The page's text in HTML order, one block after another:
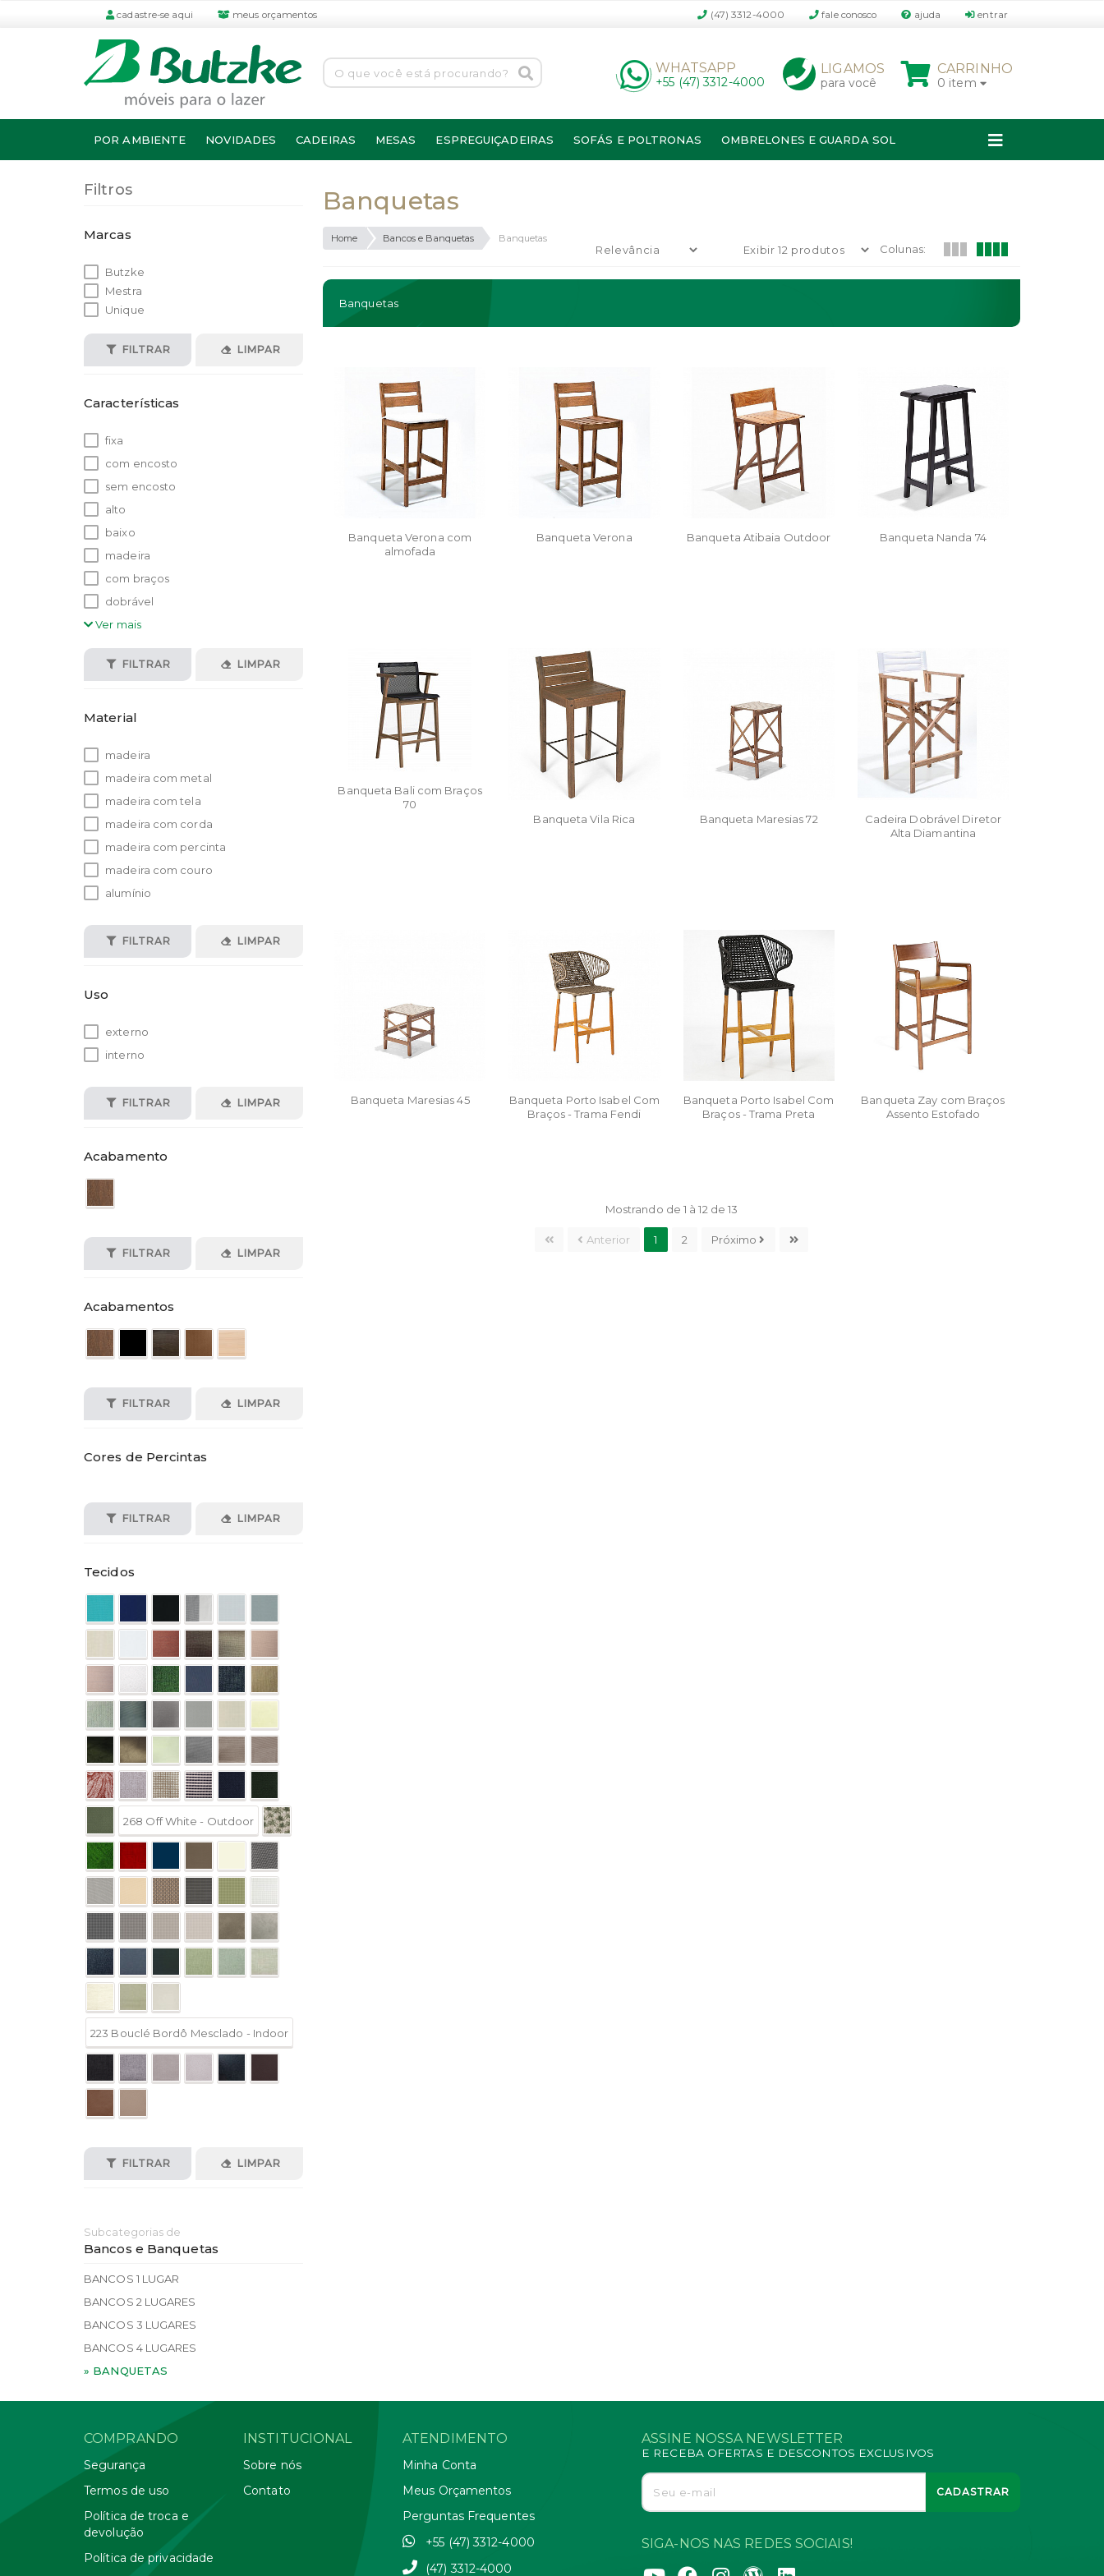
cadastre-se aqui meus orçamentos (47) 3312-4000 fale conosco ajuda entrar
CARRINHO
0 item
LIGAMOS
para você
WHATSAPP
+55 (47) 3312-4000
POR AMBIENTE NOVIDADES CADEIRAS MESAS ESPREGUIÇADEIRAS SOFÁS E POLTRONAS OMBRELONES E GUARDA SOL
Filtros
Marcas
Butzke
Mestra
Unique
FILTRAR LIMPAR
Características
fixa
com encosto
sem encosto
alto
baixo
madeira
com braços
dobrável
Ver mais
FILTRAR LIMPAR
Material
madeira
madeira com metal
madeira com tela
madeira com corda
madeira com percinta
madeira com couro
alumínio
FILTRAR LIMPAR
Uso
externo
interno
FILTRAR LIMPAR
Acabamento
FILTRAR LIMPAR
Acabamentos
FILTRAR LIMPAR
Cores de Percintas
FILTRAR LIMPAR
Tecidos
268 Off White - Outdoor
223 Bouclé Bordô Mesclado - Indoor
FILTRAR LIMPAR
Subcategorias de
Bancos e Banquetas
BANCOS 1 LUGAR
BANCOS 2 LUGARES
BANCOS 3 LUGARES
BANCOS 4 LUGARES
» BANQUETAS
Banquetas
Home Bancos e Banquetas Banquetas
Colunas:
Banquetas
Banqueta Verona com
almofada
Banqueta Verona Banqueta Atibaia Outdoor Banqueta Nanda 74
Banqueta Bali com Braços
70
Banqueta Vila Rica
Banqueta Maresias 72
Cadeira Dobrável Diretor
Alta Diamantina
Banqueta Maresias 45
Banqueta Porto Isabel Com
Braços - Trama Fendi
Banqueta Porto Isabel Com
Braços - Trama Preta
Banqueta Zay com Braços
Assento Estofado
Mostrando de 1 à 12 de 13
Anterior 1 2 Próximo
COMPRANDO
Segurança
Termos de uso
Política de troca e
devolução
Política de privacidade
INSTITUCIONAL
Sobre nós
Contato
ATENDIMENTO
Minha Conta
Meus Orçamentos
Perguntas Frequentes
+55 (47) 3312-4000
(47) 3312-4000
ASSINE NOSSA NEWSLETTER
E RECEBA OFERTAS E DESCONTOS EXCLUSIVOS
CADASTRAR
SIGA-NOS NAS REDES SOCIAIS!